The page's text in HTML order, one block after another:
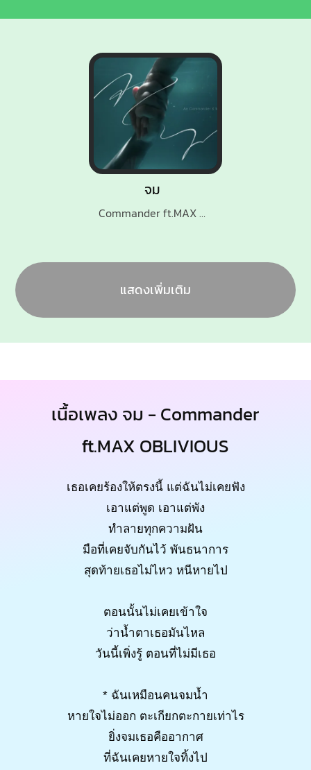
จม
Commander ft.MAX OBLIVIOUS
แสดงเพิ่มเติม
เนื้อเพลง จม - Commander
ft.MAX OBLIVIOUS
เธอเคยร้องให้ตรงนี้ แต่ฉันไม่เคยฟัง
เอาแต่พูด เอาแต่พัง
ทำลายทุกความฝัน
มือที่เคยจับกันไว้ พันธนาการ
สุดท้ายเธอไม่ไหว หนีหายไป
ตอนนั้นไม่เคยเข้าใจ
ว่าน้ำตาเธอมันไหล
วันนี้เพิ่งรู้ ตอนที่ไม่มีเธอ
* ฉันเหมือนคนจมน้ำ
หายใจไม่ออก ตะเกียกตะกายเท่าไร
ยิ่งจมเธอคืออากาศ
ที่ฉันเคยหายใจทิ้งไป